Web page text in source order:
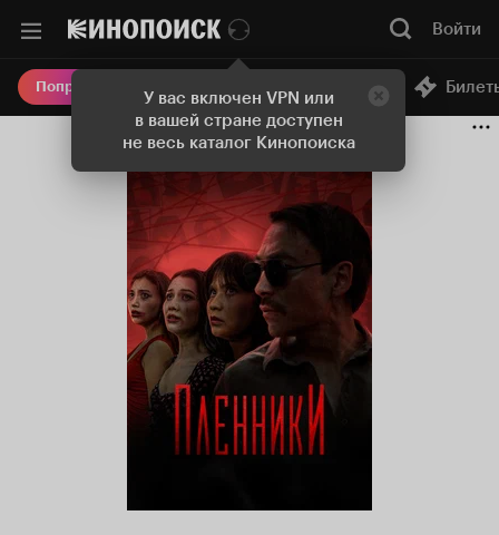
У вас включен VPN или
в вашей стране доступен
не весь каталог Кинопоиска
Войти
Попробовать Плюс Онлайн-кинотеатр